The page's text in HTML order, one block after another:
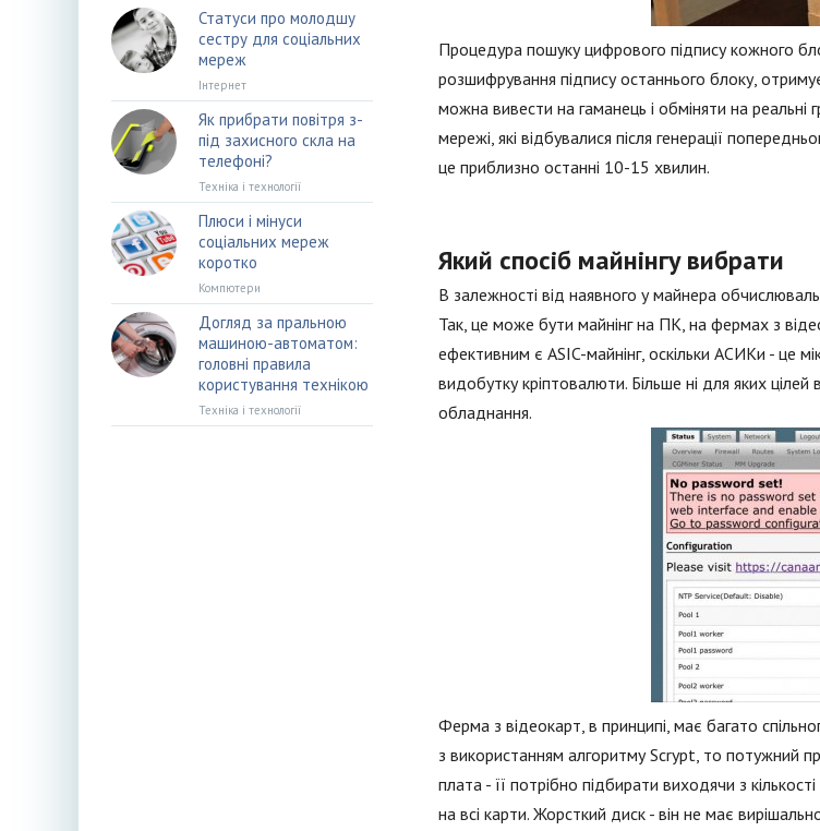
Процедура пошуку цифрового підпису кожного
розшифрування підпису останнього блоку,
можна вивести на гаманець і обміняти на реальні
мережі, які відбувалися після генерації
це приблизно останні 10-15 хвилин.
Який спосіб майнінгу вибрати
В залежності від наявного у майнера
Так, це може бути майнінг на ПК, на фермах з
ефективним є ASIC-майнінг, оскільки АСИКи - це
видобутку кріптовалюти. Більше ні для яких
обладнання.
Ферма з відеокарт, в принципі, має багато
з використанням алгоритму Scrypt, то потужний
плата - її потрібно підбирати виходячи з
на всі карти. Жорсткий диск - він не має
Статуси про молодшу
сестру для соціальних
мереж
Інтернет
Як прибрати повітря з-
під захисного скла на
телефоні?
Техніка і технології
Плюси і мінуси
соціальних мереж
коротко
Компютери
Догляд за пральною
машиною-автоматом:
головні правила
користування технікою
Техніка і технології